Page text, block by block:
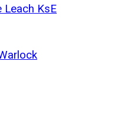
Leach KsE